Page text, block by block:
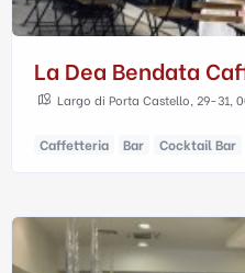
La Dea Bendata
Largo di Porta Castello, 29-31,
Caffetteria Bar Cocktail Bar